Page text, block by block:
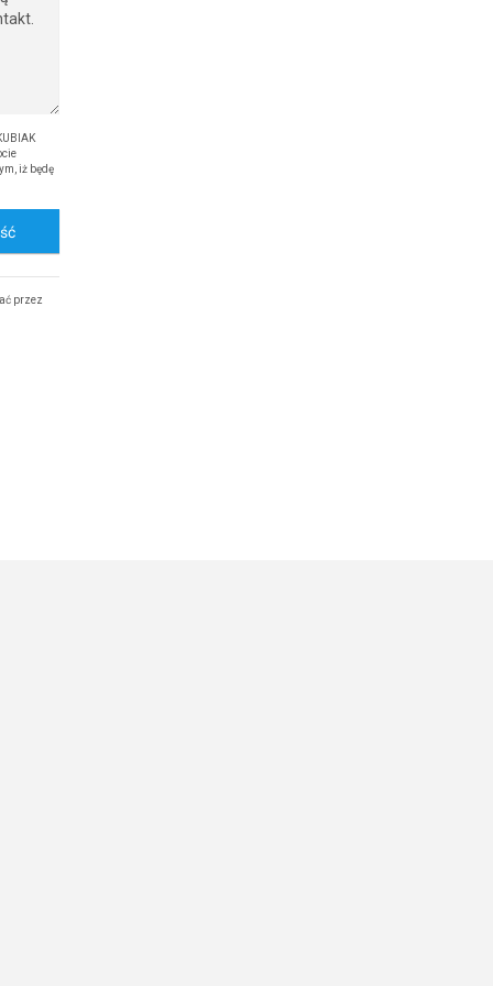
iż będę
przez